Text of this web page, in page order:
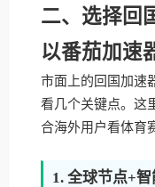
二、选择
以番茄加速
市面上的回国加速
看几个关键点。这
合海外用户看体育
1. 全球节点+